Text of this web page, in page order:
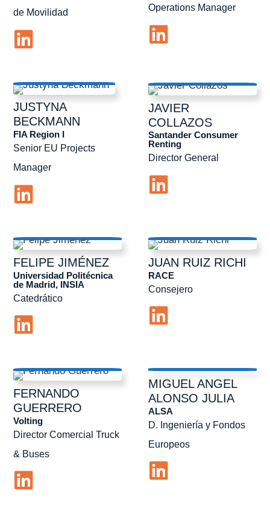
de Movilidad
Operations Manager
JUSTYNA
BECKMANN
Senior EU Projects
Manager
FIA Region I
JAVIER
COLLAZOS
Director General
Santander Consumer
Renting
FELIPE JIMÉNEZ
Catedrático
Universidad Politécnica
de Madrid, INSIA
JUAN RUIZ RICHI
Consejero
RACE
FERNANDO
GUERRERO
Director Comercial Truck
& Buses
Volting
MIGUEL ANGEL
ALONSO JULIA
D. Ingeniería y Fondos
Europeos
ALSA